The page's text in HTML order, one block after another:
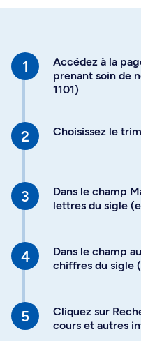
Accédez à la
prenant soin de
1101)
Choisissez le
Dans le champ
lettres du sigle
Dans le champ
chiffres du sigle
Cliquez sur
cours et autres